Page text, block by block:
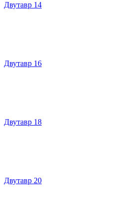
Двутавр 14
Двутавр 16
Двутавр 18
Двутавр 20